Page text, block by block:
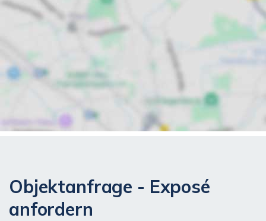
Objektanfrage - Exposé
anfordern